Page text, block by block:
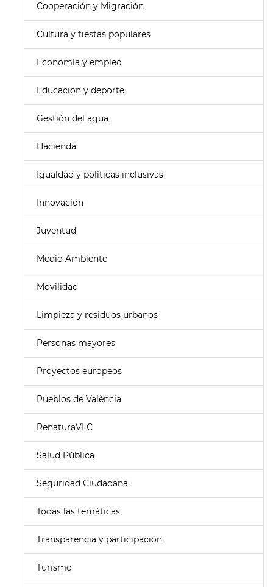
Cooperación y Migración
Cultura y fiestas populares
Economía y empleo
Educación y deporte
Gestión del agua
Hacienda
Igualdad y políticas inclusivas
Innovación
Juventud
Medio Ambiente
Movilidad
Limpieza y residuos urbanos
Personas mayores
Proyectos europeos
Pueblos de València
RenaturaVLC
Salud Pública
Seguridad Ciudadana
Todas las temáticas
Transparencia y participación
Turismo